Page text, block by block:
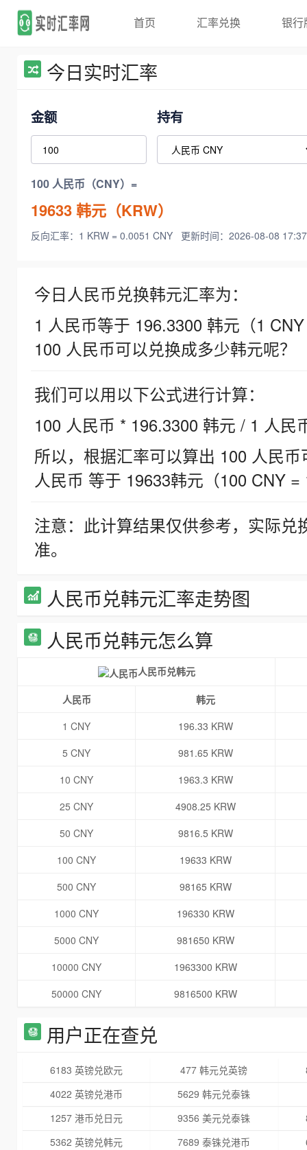
首页 汇率兑换 银行
今日实时汇率
金额 持有
100 人民币（CNY）=
19633韩元（KRW）
反向汇率：1 KRW = 0.0051 CNY 更新时间：2026-08-08
今日人民币兑换韩元汇率为：
1 人民币等于 196.3300 韩元（1
100 人民币可以兑换成多少韩元呢？
我们可以用以下公式进行计算：
100 人民币 * 196.3300 韩元 / 1 人民
所以，根据汇率可以算出 100 人民
人民币 等于 19633韩元（100 CNY =
注意：此计算结果仅供参考，实际
准。
人民币兑韩元汇率走势图
人民币兑韩元怎么算
人民币兑韩元
人民币
韩元
1 CNY
196.33 KRW
5 CNY
981.65 KRW
10 CNY
1963.3 KRW
25 CNY
4908.25 KRW
50 CNY
9816.5 KRW
100 CNY
19633 KRW
500 CNY
98165 KRW
1000 CNY
196330 KRW
5000 CNY
981650 KRW
10000 CNY
1963300 KRW
50000 CNY
9816500 KRW
用户正在查兑
6183 英镑兑欧元 477 韩元兑英镑
4022 英镑兑港币
5629 韩元兑泰铢
1257 港币兑日元
9356 美元兑泰铢
5362 英镑兑韩元
7689 泰铢兑港币